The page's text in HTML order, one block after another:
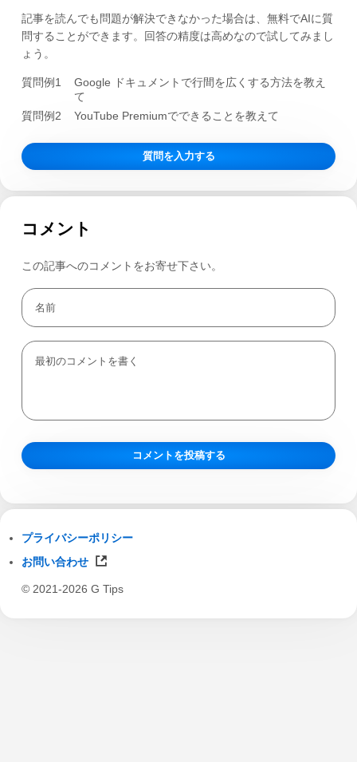
記事を読んでも問題が解決できなかった場合は、無料でAIに質
問することができます。回答の精度は高めなので試してみまし
ょう。
質問例1
Google ドキュメントで行間を広くする方法を教え
て
質問例2
YouTube Premiumでできることを教えて
質問を入力する
コメント
この記事へのコメントをお寄せ下さい。
プライバシーポリシー
お問い合わせ
© 2021-2026 G Tips